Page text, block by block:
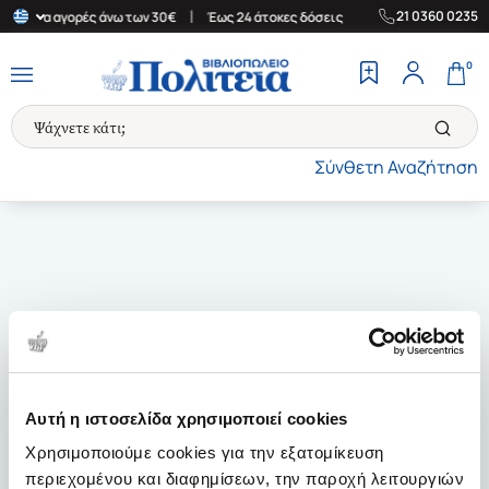
Αυτή η ιστοσελίδα χρησιμοποιεί cookies
Χρησιμοποιούμε cookies για την εξατομίκευση
περιεχομένου και διαφημίσεων, την παροχή λειτουργιών
για αγορές άνω των 30€ Έως 24 άτοκες δόσεις | Δωρεάν
21 0360 0235
Σύνθετη Αναζήτηση
0